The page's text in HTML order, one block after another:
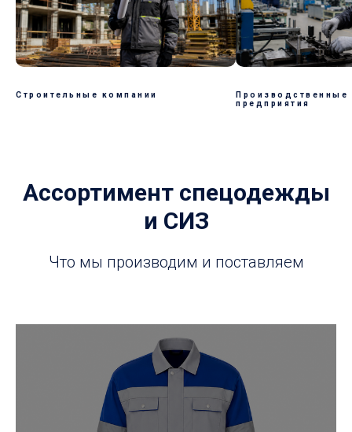
Строительные компании
Производственные
предприятия
Ассортимент спецодежды
и СИЗ
Что мы производим и поставляем